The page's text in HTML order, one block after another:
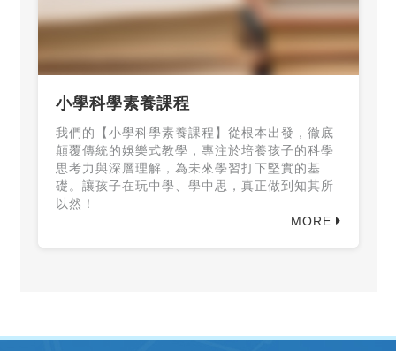
小學科學素養課程
我們的【小學科學素養課程】從根本出發，徹底
顛覆傳統的娛樂式教學，專注於培養孩子的科學
思考力與深層理解，為未來學習打下堅實的基
礎。讓孩子在玩中學、學中思，真正做到知其所
以然！
MORE